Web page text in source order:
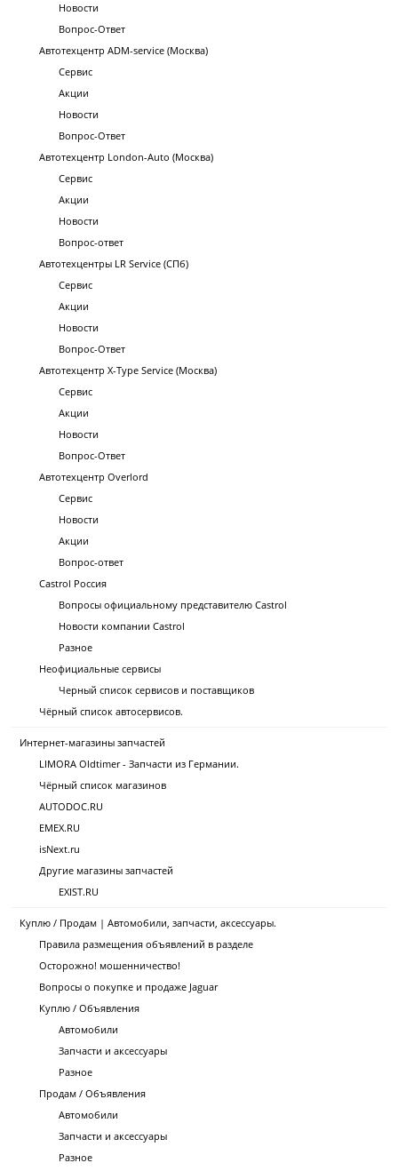
Новости
Вопрос-Ответ
Автотехцентр ADM-service (Москва)
Сервис
Акции
Новости
Вопрос-Ответ
Автотехцентр London-Auto (Москва)
Сервис
Акции
Новости
Вопрос-ответ
Автотехцентры LR Service (СПб)
Сервис
Акции
Новости
Вопрос-Ответ
Автотехцентр X-Type Service (Москва)
Сервис
Акции
Новости
Вопрос-Ответ
Автотехцентр Overlord
Сервис
Новости
Акции
Вопрос-ответ
Castrol Россия
Вопросы официальному представителю Castrol
Новости компании Castrol
Разное
Неофициальные сервисы
Черный список сервисов и поставщиков
Чёрный список автосервисов.
Интернет-магазины запчастей
LIMORA Oldtimer - Запчасти из Германии.
Чёрный список магазинов
AUTODOC.RU
EMEX.RU
isNext.ru
Другие магазины запчастей
EXIST.RU
Куплю / Продам | Автомобили, запчасти, аксессуары.
Правила размещения объявлений в разделе
Осторожно! мошенничество!
Вопросы о покупке и продаже Jaguar
Куплю / Объявления
Автомобили
Запчасти и аксессуары
Разное
Продам / Объявления
Автомобили
Запчасти и аксессуары
Разное